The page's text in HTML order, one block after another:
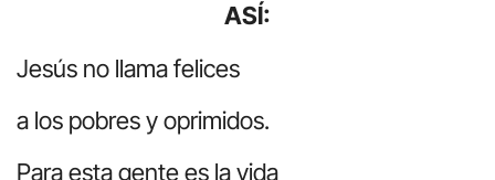
ASÍ:
Jesús no llama felices
a los pobres y oprimidos.
Para esta gente es la vida